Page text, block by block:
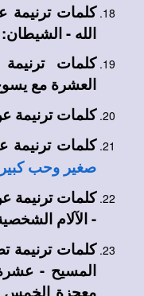
كلمات ترنيمة
الله -
كلمات
العشرة مع
كلمات ترنيمة
كلمات
صغير وحب كبير
كلمات ترنيمة
- الآلام
كلمات ترنيمة
المسيح - عشرة
معجزة الخمس